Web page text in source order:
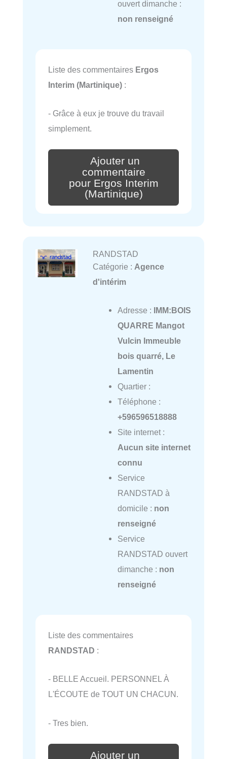
ouvert dimanche :
non renseigné
Liste des commentaires Ergos
Interim (Martinique) :
- Grâce à eux je trouve du travail
simplement.
Ajouter un
commentaire
pour Ergos Interim
(Martinique)
RANDSTAD
Catégorie : Agence
d'intérim
Adresse :
IMM:BOIS
QUARRE Mangot
Vulcin Immeuble
bois quarré, Le
Lamentin
Quartier :
Téléphone :
+596596518888
Site internet :
Aucun site internet
connu
Service
RANDSTAD à
domicile : non
renseigné
Service
RANDSTAD ouvert
dimanche : non
renseigné
Liste des commentaires
RANDSTAD :
- BELLE Accueil. PERSONNEL À
L'ÉCOUTE de TOUT UN CHACUN.
- Tres bien.
Ajouter un